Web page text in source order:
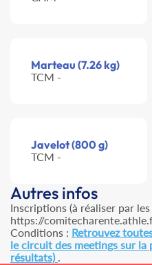
Marteau (7.26 kg)
TCM -
Javelot (800 g)
TCM -
Autres infos
Inscriptions (à réaliser par les
https://
Conditions : Retrouvez
le circuit des meetings sur la
résultats) .